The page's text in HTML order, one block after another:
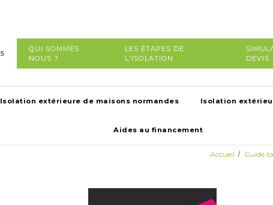
5
QUI SOMMES
NOUS ?
LES ÉTAPES DE
L'ISOLATION
DEVIS
Isolation extérieure de maisons normandes Isolation
Aides au financement
Accueil Guide